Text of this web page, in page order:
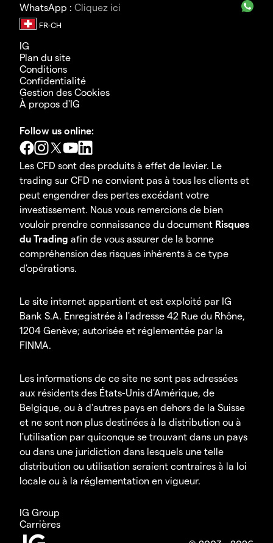
WhatsApp : Cliquez ici
IG
Plan du site
Conditions
Confidentialité
Gestion des Cookies
À propos d'IG
Follow us online:
Les CFD sont des produits à effet de levier. Le
trading sur CFD ne convient pas à tous les clients et
peut engendrer des pertes excédant votre
investissement. Nous vous remercions de bien
vouloir prendre connaissance du document Risques
du Trading afin de vous assurer de la bonne
compréhension des risques inhérents à ce type
d'opérations.
Le site internet appartient et est exploité par IG
Bank S.A. Enregistrée à l'adresse 42 Rue du Rhône,
1204 Genève; autorisée et réglementée par la
FINMA.
Les informations de ce site ne sont pas adressées
aux résidents des États-Unis d'Amérique, de
Belgique, ou à d'autres pays en dehors de la Suisse
et ne sont non plus destinées à la distribution ou à
l'utilisation par quiconque se trouvant dans un pays
ou dans une juridiction dans lesquels une telle
distribution ou utilisation seraient contraires à la loi
locale ou à la réglementation en vigueur.
IG Group
Carrières